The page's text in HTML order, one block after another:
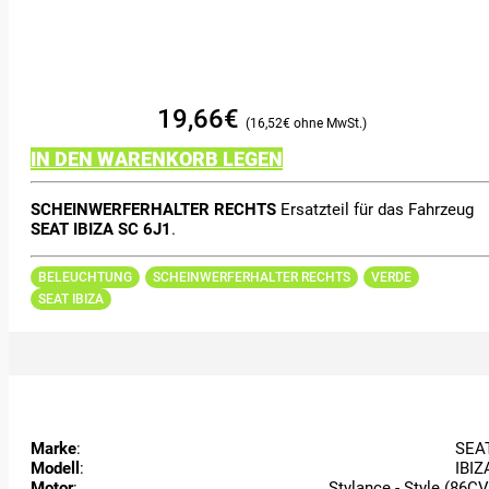
19,66€ 16,52€
IN DEN WARENKORB LEGEN
SCHEINWERFERHALTER RECHTS Ersatzteil für das Fahrzeug
SEAT IBIZA SC 6J1 .
BELEUCHTUNG SCHEINWERFERHALTER RECHTS
VERDE
SEAT IBIZA
Marke:
Modell :